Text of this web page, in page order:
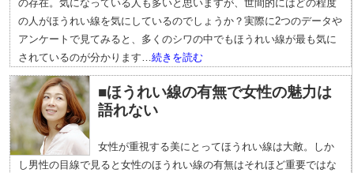
の存在。気になっている人も多いと思いますが、世間的にはどの程度
の人がほうれい線を気にしているのでしょうか？実際に2つのデータや
アンケートで見てみると、多くのシワの中でもほうれい線が最も気に
されているのが分かります…続きを読む
■ほうれい線の有無で女性の魅力は
語れない
女性が重視する美にとってほうれい線は大敵。しか
し男性の目線で見ると女性のほうれい線の有無はそれほど重要ではな